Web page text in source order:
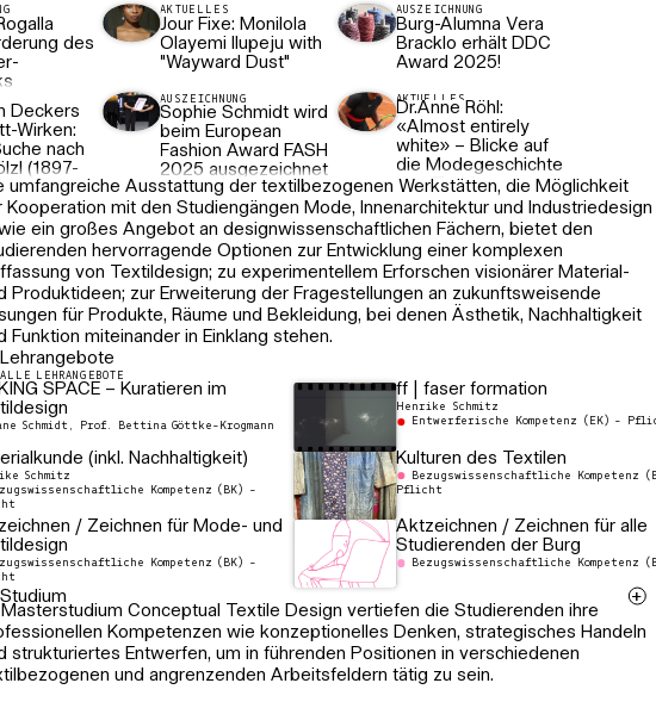
des
AKTUELLES
Jour Fixe: Monilola
Olayemi Ilupeju with
"Wayward Dust"
AUSZEICHNUNG
Burg-Alumna Vera
Bracklo erhält DDC
Award 2025!
Deckers
Wirken:
nach
(1897-
AUSZEICHNUNG
Sophie Schmidt wird
beim European
Fashion Award FASH
2025 ausgezeichnet
AKTUELLES
Dr.Anne Röhl:
«Almost entirely
white» – Blicke auf
die Modegeschichte
des Tennis
MONTAG, 23.Juni
2025, 17 Uhr,
Seminarraum der
Bibliothek
umfangreiche Ausstattung der textilbezogenen Werkstätten, die Möglichkeit
Kooperation mit den Studiengängen Mode, Innenarchitektur und Industriedesign
ein großes Angebot an designwissenschaftlichen Fächern, bietet den
hervorragende Optionen zur Entwicklung einer komplexen
von Textildesign; zu experimentellem Erforschen visionärer Material-
Produktideen; zur Erweiterung der Fragestellungen an zukunftsweisende
für Produkte, Räume und Bekleidung, bei denen Ästhetik, Nachhaltigkeit
Funktion miteinander in Einklang stehen.
Lehrangebote
ALLE LEHRANGEBOTE
SPACE – Kuratieren im
Schmidt, Prof. Bettina Göttke-Krogmann
ff | faser formation
Henrike Schmitz
Entwerferische Kompetenz (EK) -
(inkl. Nachhaltigkeit)
Schmitz
Kompetenz (BK) -
Kulturen des Textilen
Bezugswissenschaftliche Kompetenz
Pflicht
/ Zeichnen für Mode- und
Kompetenz (BK) -
Aktzeichnen / Zeichnen für alle
Studierenden der Burg
Bezugswissenschaftliche Kompetenz
Studium
Masterstudium Conceptual Textile Design vertiefen die Studierenden ihre
Kompetenzen wie konzeptionelles Denken, strategisches Handeln
strukturiertes Entwerfen, um in führenden Positionen in verschiedenen
und angrenzenden Arbeitsfeldern tätig zu sein.